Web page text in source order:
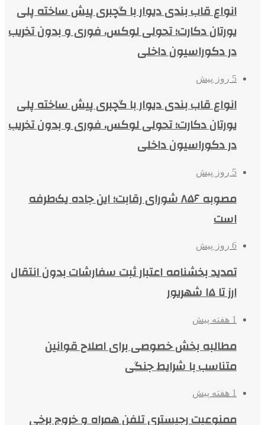
انواع قاب بندی دیوار با گچبری پیش ساخته پلی
یورتان دکارت؛ تحولی لوکس، فوری و بدون تخریب
در دکوراسیون داخلی
5 روز پیش
انواع قاب بندی دیوار با گچبری پیش ساخته پلی
یورتان دکارت؛ تحولی لوکس، فوری و بدون تخریب
در دکوراسیون داخلی
5 روز پیش
مصوبه ۸۵۶ شورای رقابت؛ این جاده یک‌طرفه
است
6 روز پیش
تمدید بخشنامه اعتبار ثبت سفارشات بدون انتقال
ارز تا ۱۵ شهریور
1 هفته پیش
مطالبه بخش خصوصی برای اصلاح قوانین
متناسب با شرایط جنگی
1 هفته پیش
ممنوعیت رجیستری تلفن همراه و خروج برخی